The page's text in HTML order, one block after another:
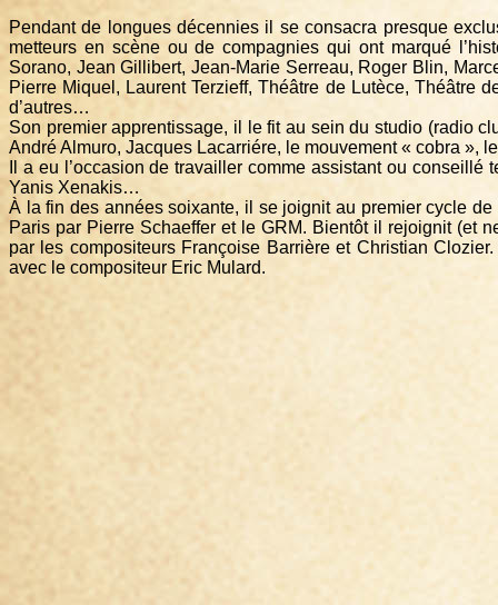
Pendant de longues décennies il se consacra presque
metteurs en scène ou de compagnies qui ont marqué
Sorano, Jean Gillibert, Jean-Marie Serreau, Roger Blin,
Pierre Miquel, Laurent Terzieff, Théâtre de Lutèce, Théâtre
d’autres…
Son premier apprentissage, il le fit au sein du studio (radio
André Almuro, Jacques Lacarriére, le mouvement « cobra »,
Il a eu l’occasion de travailler comme assistant ou
Yanis Xenakis…
À la fin des années soixante, il se joignit au premier cycle
Paris par Pierre Schaeffer et le GRM. Bientôt il rejoignit (et
par les compositeurs Françoise Barrière et Christian
avec le compositeur Eric Mulard.